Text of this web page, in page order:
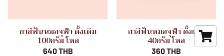
ยาสีฟันหมอจุฬา ดั้งเดิม
100กรัม โหล
640 THB
ยาสีฟันหมอจุฬา ดั้งเดิม
40กรัม โหล
360 THB